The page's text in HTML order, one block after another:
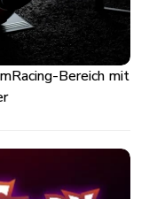
Bereich mit